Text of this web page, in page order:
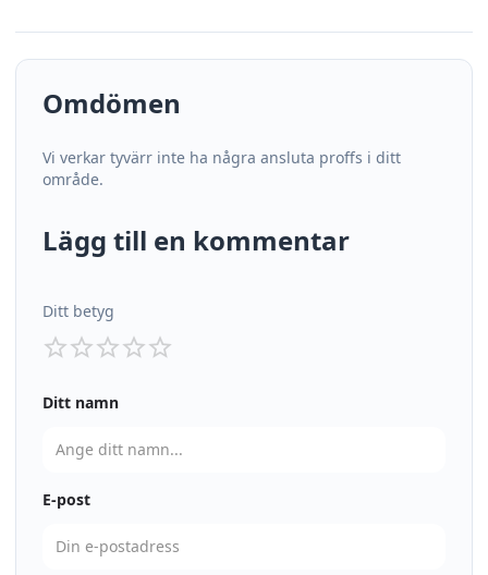
Omdömen
Vi verkar tyvärr inte ha några ansluta proffs i ditt
område.
Lägg till en kommentar
Ditt betyg
Ditt namn
E-post